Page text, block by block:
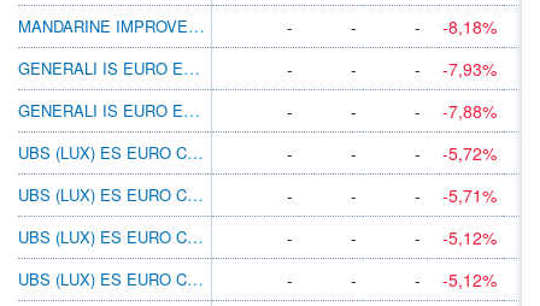
MANDARINE IMPROVERS M
- - -
-8,18%
GENERALI IS EURO EQUITY A EUR INC
- - -
-7,93%
GENERALI IS EURO EQUITY A EUR ACC
- - -
-7,88%
UBS (LUX) ES EURO COUNTRSINCSUSTEURP-DIST
- - -
-5,72%
UBS (LUX) ES EURO COUNTRS INC SUST EURPACC
- - -
-5,71%
UBS (LUX) ES EURO COUNTRS INC SUST EURQACC
- - -
-5,12%
UBS (LUX) ES EURO COUNTRSINCSUSTEURQ-DIST
- - -
-5,12%